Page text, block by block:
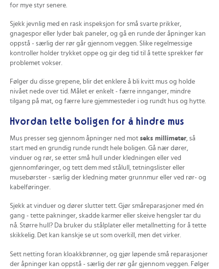
for mye styr senere.
Sjekk jevnlig med en rask inspeksjon for små svarte prikker,
gnagespor eller lyder bak paneler, og gå en runde der åpninger kan
oppstå - særlig der rør går gjennom veggen. Slike regelmessige
kontroller holder trykket oppe og gir deg tid til å tette sprekker før
problemet vokser.
Følger du disse grepene, blir det enklere å bli kvitt mus og holde
nivået nede over tid. Målet er enkelt - færre innganger, mindre
tilgang på mat, og færre lure gjemmesteder i og rundt hus og hytte.
Hvordan tette boligen for å hindre mus
Mus presser seg gjennom åpninger ned mot seks millimeter, så
start med en grundig runde rundt hele boligen. Gå nær dører,
vinduer og rør, se etter små hull under kledningen eller ved
gjennomføringer, og tett dem med stålull, tetningslister eller
musebørster - særlig der kledning møter grunnmur eller ved rør- og
kabelføringer.
Sjekk at vinduer og dører slutter tett. Gjør småreparasjoner med én
gang - tette pakninger, skadde karmer eller skeive hengsler tar du
nå. Større hull? Da bruker du stålplater eller metallnetting for å tette
skikkelig. Det kan kanskje se ut som overkill, men det virker.
Sett netting foran kloakkbrønner, og gjør løpende små reparasjoner
der åpninger kan oppstå - særlig der rør går gjennom veggen. Følger